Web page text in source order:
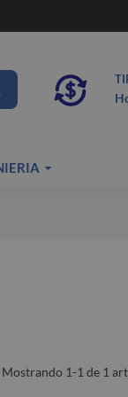
Mostrando 1-1 de 1